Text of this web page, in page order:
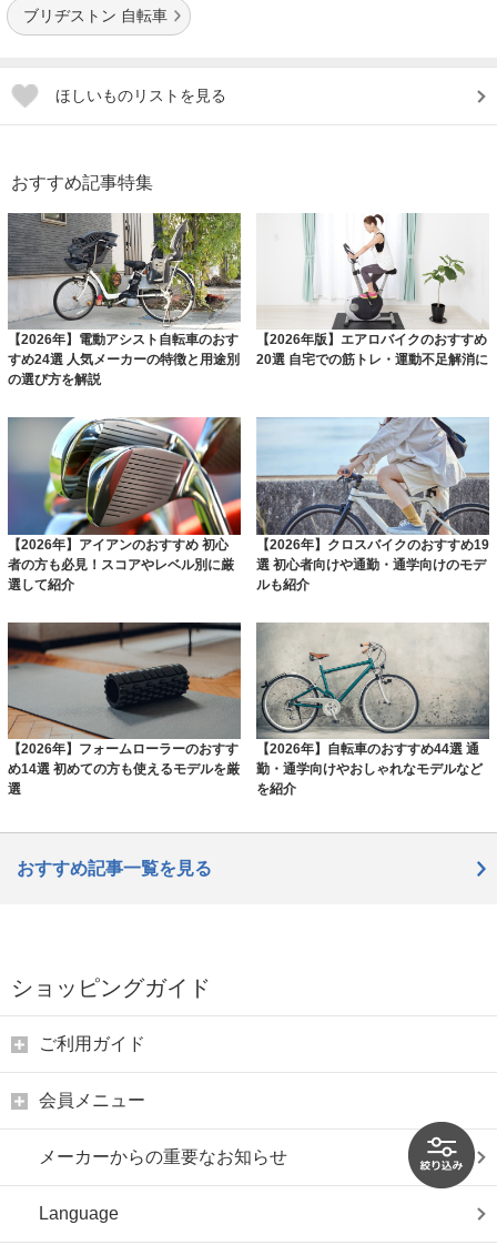
ブリヂストン 自転車
ほしいものリストを見る
おすすめ記事特集
【2026年】電動アシスト自転車のおす
すめ24選 人気メーカーの特徴と用途別
の選び方を解説
【2026年版】エアロバイクのおすすめ
20選 自宅での筋トレ・運動不足解消に
【2026年】アイアンのおすすめ 初心
者の方も必見！スコアやレベル別に厳
選して紹介
【2026年】クロスバイクのおすすめ19
選 初心者向けや通勤・通学向けのモデ
ルも紹介
【2026年】フォームローラーのおすす
め14選 初めての方も使えるモデルを厳
選
【2026年】自転車のおすすめ44選 通
勤・通学向けやおしゃれなモデルなど
を紹介
おすすめ記事一覧を見る
ショッピングガイド
ご利用ガイド
会員メニュー
メーカーからの重要なお知らせ
Language